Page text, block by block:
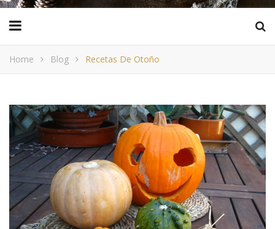
Home Blog Recetas De Otoño